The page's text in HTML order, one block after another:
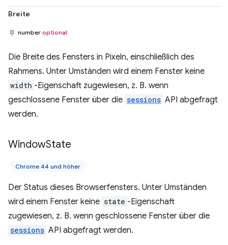
Breite
number optional
Die Breite des Fensters in Pixeln, einschließlich des
Rahmens. Unter Umständen wird einem Fenster keine
width -Eigenschaft zugewiesen, z. B. wenn
geschlossene Fenster über die sessions API abgefragt
werden.
WindowState
Chrome 44 und höher
Der Status dieses Browserfensters. Unter Umständen
wird einem Fenster keine state -Eigenschaft
zugewiesen, z. B. wenn geschlossene Fenster über die
sessions API abgefragt werden.